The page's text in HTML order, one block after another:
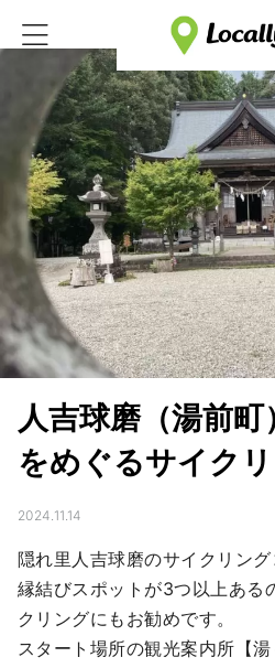
人吉球磨（湯前
をめぐるサイク
2024.11.14
隠れ里人吉球磨のサイクリング
縁結びスポットが3つ以上ある
クリングにもお勧めです。
スタート場所の観光案内所【